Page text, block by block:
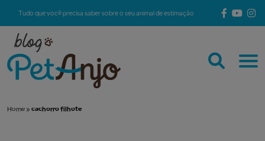
Tudo que você precisa saber sobre o seu animal de estimação
Home » cachorro filhote